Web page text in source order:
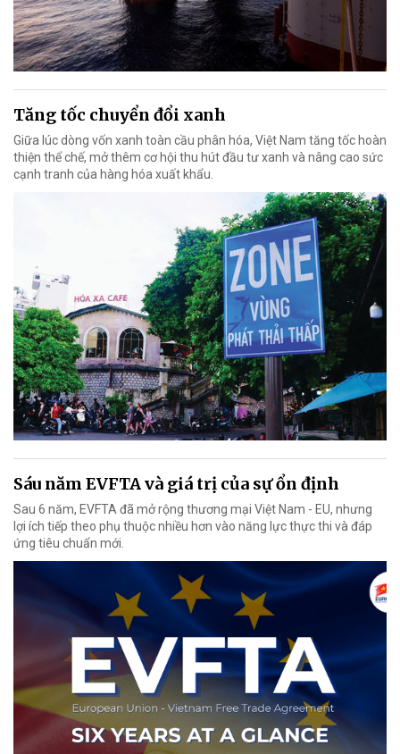
Tăng tốc chuyển đổi xanh
Giữa lúc dòng vốn xanh toàn cầu phân hóa, Việt Nam tăng tốc hoàn
thiện thể chế, mở thêm cơ hội thu hút đầu tư xanh và nâng cao sức
cạnh tranh của hàng hóa xuất khẩu.
Sáu năm EVFTA và giá trị của sự ổn định
Sau 6 năm, EVFTA đã mở rộng thương mại Việt Nam - EU, nhưng
lợi ích tiếp theo phụ thuộc nhiều hơn vào năng lực thực thi và đáp
ứng tiêu chuẩn mới.